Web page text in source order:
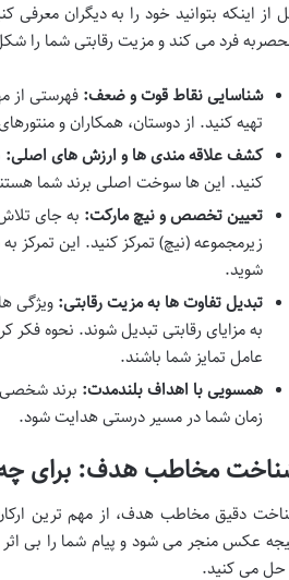
فرد می کند و مزیت رقابتی شما را
شناسایی نقاط قوت و ضعف: فهرستی از
تهیه کنید. از دوستان، همکاران و
کشف علاقه مندی ها و ارزش های اصلی:
کنید. این ها سوخت اصلی برند شما
تعیین تخصص و نیچ مارکت: به جای
زیرمجموعه (نیچ) تمرکز کنید. این
شوید.
تبدیل تفاوت ها به مزیت رقابتی: ویژگی
به مزایای رقابتی تبدیل شوند. نحوه فکر
عامل تمایز شما باشند.
همسویی با اهداف بلندمدت: برند شخصی
زمان شما در مسیر درستی هدایت شود.
مخاطب هدف: برای
دقیق مخاطب هدف، از مهم ترین
عکس منجر می شود و پیام شما را بی
حل می کنید.